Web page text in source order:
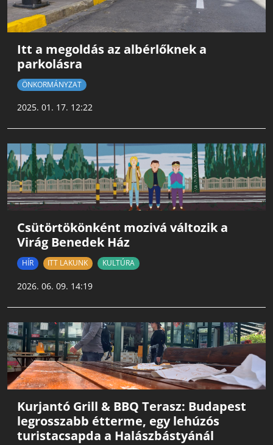
Itt a megoldás az albérlőknek a
parkolásra
ÖNKORMÁNYZAT
2025. 01. 17. 12:22
Csütörtökönként mozivá változik a
Virág Benedek Ház
HÍR ITT LAKUNK KULTÚRA
2026. 06. 09. 14:19
Kurjantó Grill & BBQ Terasz: Budapest
legrosszabb étterme, egy lehúzós
turistacsapda a Halászbástyánál